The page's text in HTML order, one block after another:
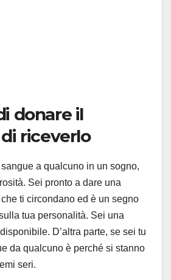
donare il
riceverlo
a qualcuno in un sogno,
Sei pronto a dare una
ti circondano ed è un segno
tua personalità. Sei una
D’altra parte, se sei tu
da qualcuno è perché si stanno
seri.